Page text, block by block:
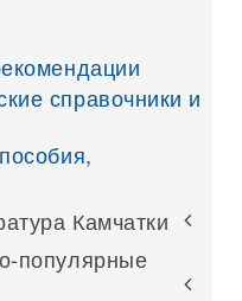
справочники и
Камчатки
популярные